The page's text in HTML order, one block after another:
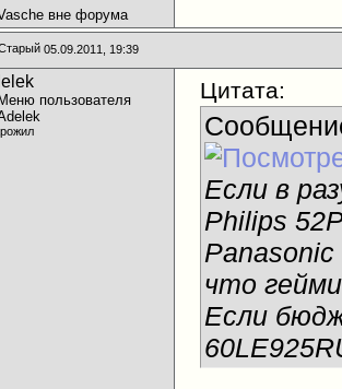
05.09.2011, 19:39
Цитата:
Если в
Philips
Panasonic
что
Если